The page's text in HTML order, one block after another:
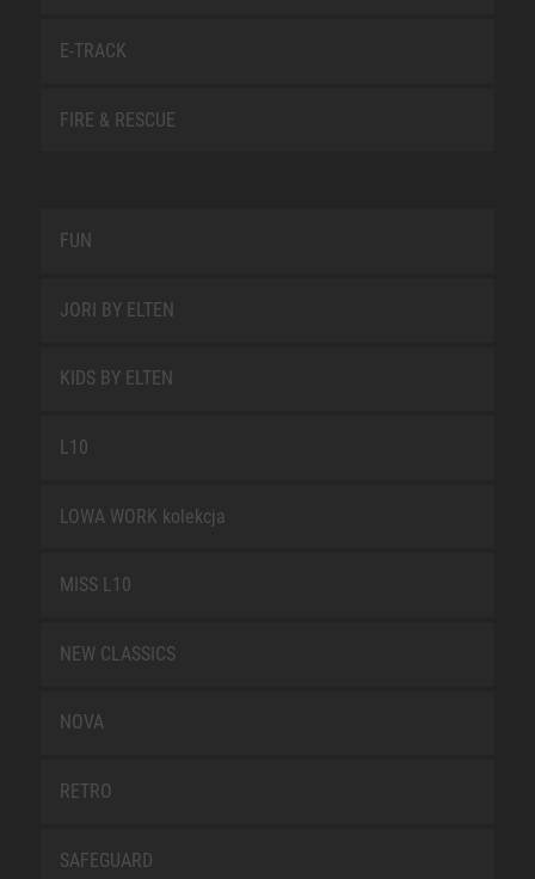
E-TRACK
FIRE & RESCUE
FUN
JORI BY ELTEN
KIDS BY ELTEN
L10
LOWA WORK kolekcja
MISS L10
NEW CLASSICS
NOVA
RETRO
SAFEGUARD